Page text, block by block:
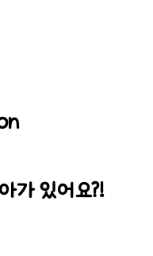
가 있어요?!